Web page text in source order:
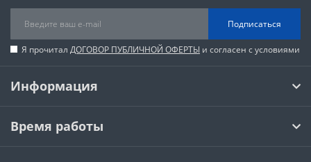
Подписаться
Я прочитал ДОГОВОР ПУБЛИЧНОЙ ОФЕРТЫ и согласен с условиями
Информация
Время работы